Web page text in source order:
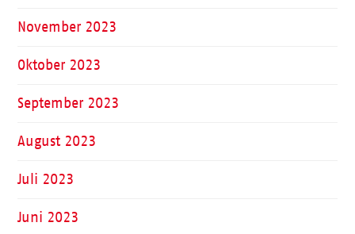
November 2023
Oktober 2023
September 2023
August 2023
Juli 2023
Juni 2023